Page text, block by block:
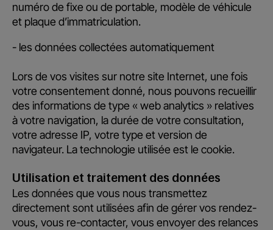
numéro de fixe ou de portable, modèle de véhicule
et plaque d’immatriculation.
- les données collectées automatiquement
Lors de vos visites sur notre site Internet, une fois
votre consentement donné, nous pouvons recueillir
des informations de type « web analytics » relatives
à votre navigation, la durée de votre consultation,
votre adresse IP, votre type et version de
navigateur. La technologie utilisée est le cookie.
Utilisation et traitement des données
Les données que vous nous transmettez
directement sont utilisées afin de gérer vos rendez-
vous, vous re-contacter, vous envoyer des relances